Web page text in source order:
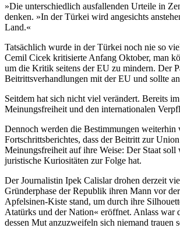
»Die unterschiedlich ausfallenden Urteile in
denken. »In der Türkei wird angesichts
Land.«
Tatsächlich wurde in der Türkei noch nie so
Cemil Cicek kritisierte Anfang Oktober, man
um die Kritik seitens der EU zu mindern. Der
Beitrittsverhandlungen mit der EU und sollte
Seitdem hat sich nicht viel verändert. Bereits
Meinungsfreiheit und den internationalen
Dennoch werden die Bestimmungen weiterhin
Fortschrittsberichtes, dass der Beitritt zur
Meinungsfreiheit auf ihre Weise: Der Staat
juristische Kuriositäten zur Folge hat.
Der Journalistin Ipek Calislar drohen derzeit
Gründerphase der Republik ihren Mann vor
Apfelsinen-Kiste stand, um durch ihre
Atatürks und der Nation« eröffnet. Anlass war
dessen Mut anzuzweifeln sich niemand trauen